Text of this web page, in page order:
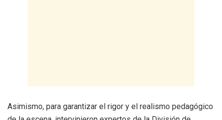
Asimismo, para garantizar el rigor y el realismo pedagógico